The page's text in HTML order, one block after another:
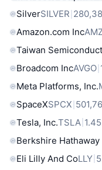
SilverSILVER
Amazon.com Inc
Taiwan
Broadcom IncAVGO
Meta Platforms, Inc.
SpaceXSPCX
Tesla, Inc.TSLA
Berkshire Hathaway
Eli Lilly And CoLLY